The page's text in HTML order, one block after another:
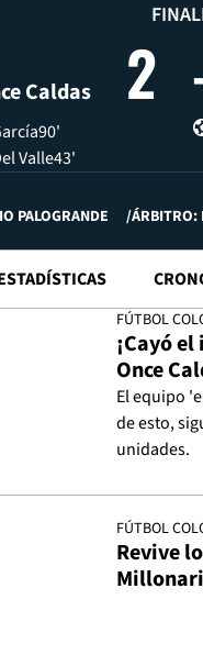
Caldas 2
90'
Valle43'
PALOGRANDE ÁRBITRO:
FÚTBOL
¡Cayó
Once
El equipo
de esto,
unidades.
FÚTBOL
Revive